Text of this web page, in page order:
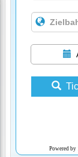
Powered by